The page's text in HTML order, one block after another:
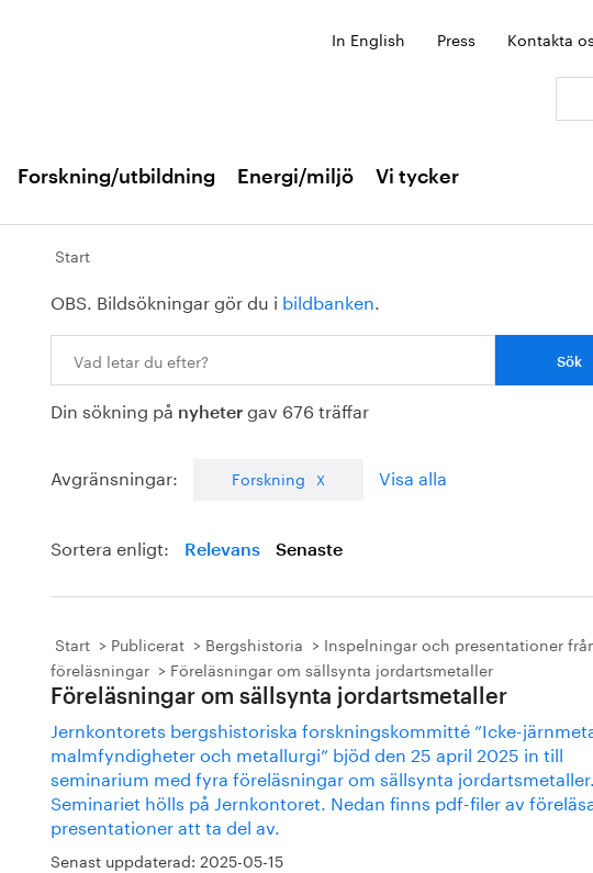
In English Press Kontakta
Forskning/utbildning Energi/miljö Vi tycker
Start
OBS. Bildsökningar gör du i bildbanken.
Din sökning på nyheter gav 676 träffar
Avgränsningar: Forskning Visa alla
Sortera enligt: Relevans Senaste
Start Publicerat Bergshistoria
Inspelningar och presentationer
föreläsningar
Föreläsningar om sällsynta jordartsmetaller
Föreläsningar om sällsynta jordartsmetaller
Jernkontorets bergshistoriska forskningskommitté ”Icke-
malmfyndigheter och metallurgi” bjöd den 25 april 2025 in till
seminarium med fyra föreläsningar om sällsynta jordartsmetaller.
Seminariet hölls på Jernkontoret. Nedan finns pdf-filer av
presentationer att ta del av.
Senast uppdaterad: 2025-05-15